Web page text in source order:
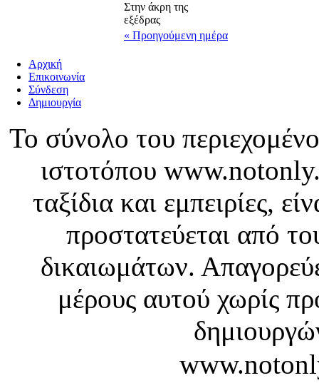
Στην άκρη της
εξέδρας
« Προηγούμενη ημέρα
Αρχική
Επικοινωνία
Σύνδεση
Δημιουργία
Το σύνολο του
ιστοτόπου
ταξίδια και εμπειρίες,
προστατεύεται από
δικαιωμάτων.
μέρους αυτού χωρίς